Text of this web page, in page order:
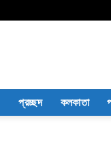
প্রচ্ছদ কলকাতা